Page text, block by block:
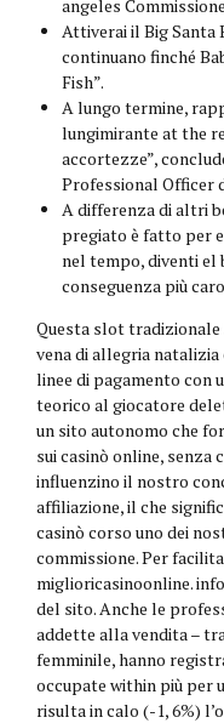
angeles
Attiverai il Big Santa
continuano finché
Fish”.
A lungo termine,
lungimirante at the
accortezze”,
Professional Officer
A differenza di altri
pregiato è fatto per
nel tempo, diventi el
conseguenza più
Questa slot tradizionale
vena di allegria
linee di pagamento con
teorico al giocatore
un sito autonomo che
sui casinò online,
influenzino il nostro
affiliazione, il che
casinò corso uno dei
commissione. Per
miglioricasinoonline.
del sito. Anche le
addette alla vendita –
femminile, hanno
occupate within più per
risulta in calo (-1, 6%)